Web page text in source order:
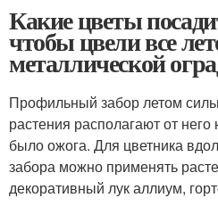
Какие цветы
чтобы цвели все
металлической
Профильный забор летом
растения располагают от
было ожога. Для цветника
забора можно применять
декоративный лук аллиум,